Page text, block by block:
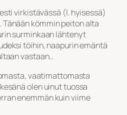
virkistävässä (l. hyisessä)
kömmin peiton alta
surminkaan lähtenyt
töihin, naapurin emäntä
vastaan…
vaatimattomasta
olen uinut tuossa
enemmän kuin viime